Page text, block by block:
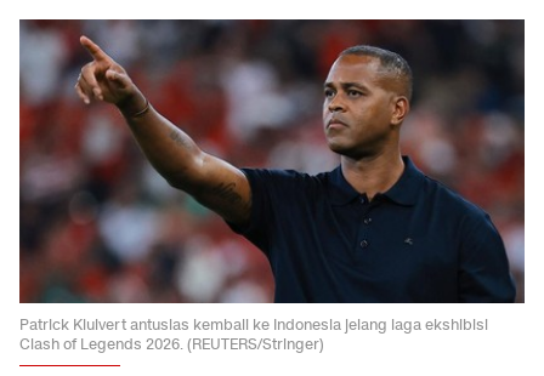
Patrick Kluivert antusias kembali ke Indonesia jelang laga ekshibisi
Clash of Legends 2026. (REUTERS/Stringer)